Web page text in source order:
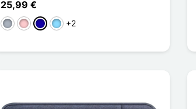
25,99 €
Harmaa
PinkkiBleu Foncé
Bleu Clair
+2